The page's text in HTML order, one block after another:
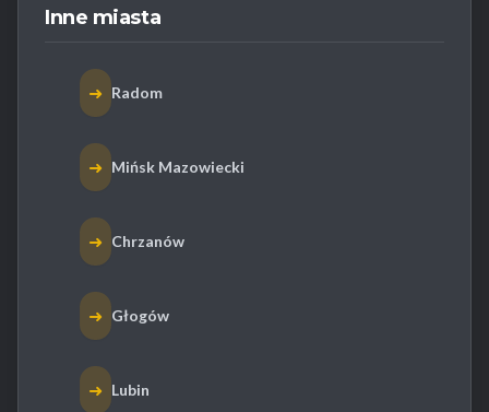
Inne miasta
➜ Radom
➜ Mińsk Mazowiecki
➜ Chrzanów
➜ Głogów
➜ Lubin